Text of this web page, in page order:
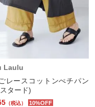
Laulu
レースコットンぺチパン
タード)
（税込） 10%OFF